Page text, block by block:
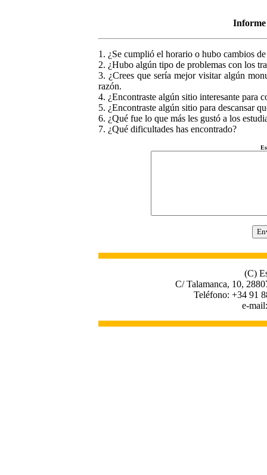
1. ¿Se cumplió el horario o hubo cambios
2. ¿Hubo algún tipo de problemas con los
3. ¿Crees que sería mejor visitar algún
razón.
4. ¿Encontraste algún sitio interesante para
5. ¿Encontraste algún sitio para descansar
6. ¿Qué fue lo que más les gustó a los
7. ¿Qué dificultades has encontrado?
(C)
C/ Talamanca, 10,
Teléfono: +34 91
e-